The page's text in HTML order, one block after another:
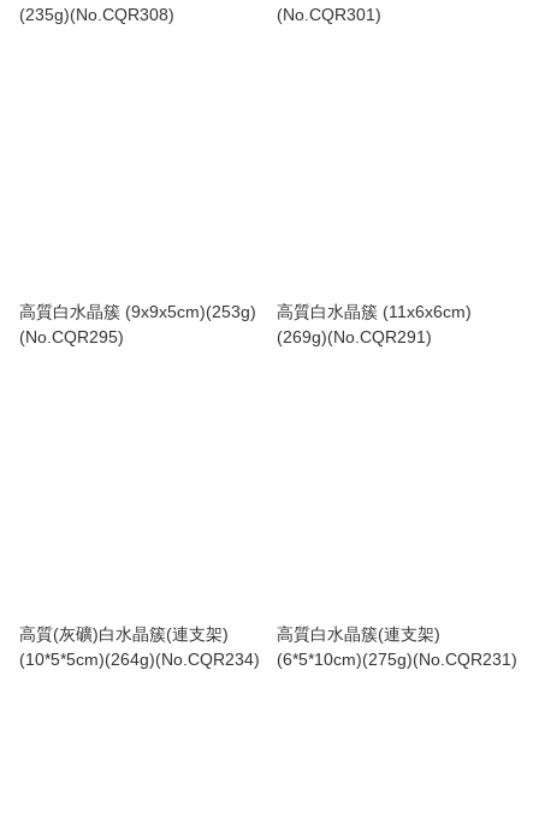
(235g)(No.CQR308)
(No.CQR301)
高質白水晶簇 (9x9x5cm)(253g)
(No.CQR295)
高質白水晶簇 (11x6x6cm)
(269g)(No.CQR291)
高質(灰礦)白水晶簇(連支架)
(10*5*5cm)(264g)(No.CQR234)
高質白水晶簇(連支架)
(6*5*10cm)(275g)(No.CQR231)